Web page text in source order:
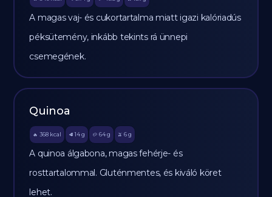
A magas vaj- és cukortartalma miatt igazi kalóriadús
péksütemény, inkább tekints rá ünnepi
csemegének.
Quinoa
🔥 368 kcal 🥩 14 g 🥔 64g 🫒 6 g
A quinoa álgabona, magas fehérje- és
rosttartalommal. Gluténmentes, és kiváló köret
lehet.